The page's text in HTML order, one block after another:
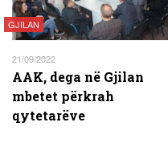
GJILAN
21/09/2022
AAK, dega në Gjilan
mbetet përkrah
qytetarëve